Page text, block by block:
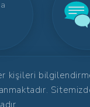
kişileri